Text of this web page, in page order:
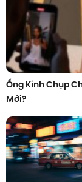
Ống Kính Chụp
Mới?